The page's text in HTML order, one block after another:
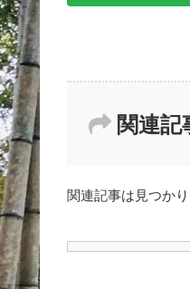
関連記
関連記事は見つかり